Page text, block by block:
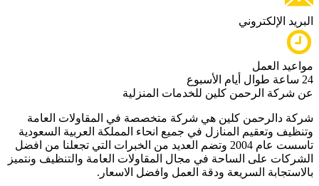
البريد الإلكتروني
مواعيد العمل
24 ساعة طوال أيام الأسبوع
عن شركة الرحمن كلين للخدمات المنزلية
شركة دالرحمن كلين هي شركة متخصصة في المقاولات العامة
وتنظيف وتعقيم المنازل في جميع انحاء المملكة العربية السعودية
تاسست عام 2004 وتضم العديد من الخبرات التي تجعلنا من افضل
الشركات على الساحة في مجال المقاولات العامة والتنظيف ونتميز
بالاستجابة السريعة ودقة العمل وافضل الاسعار.